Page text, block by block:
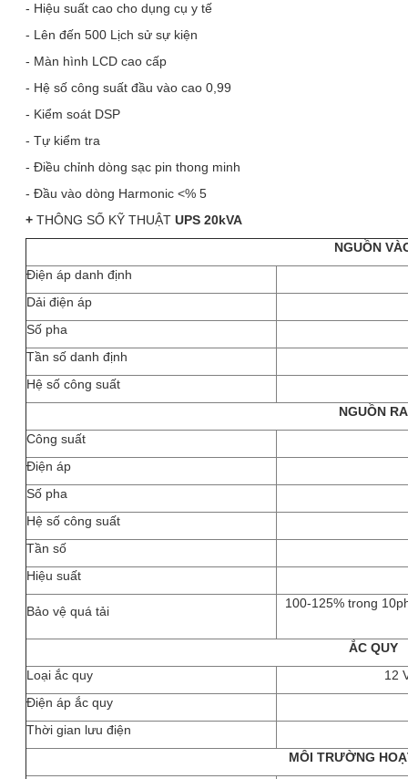
- Hiệu suất cao cho dụng cụ y tế
- Lên đến 500 Lịch sử sự kiện
- Màn hình LCD cao cấp
- Hệ số công suất đầu vào cao 0,99
- Kiểm soát DSP
- Tự kiểm tra
- Điều chỉnh dòng sạc pin thong minh
- Đầu vào dòng Harmonic <% 5
+ THÔNG SỐ KỸ THUẬT UPS 20kVA
NGUỒN
Điện áp danh định
Dải điện áp
Số pha
Tần số danh định
Hệ số công suất
NGUỒN RA
Công suất
Điện áp
Số pha
Hệ số công suất
Tần số
Hiệu suất
Bảo vệ quá tải
100-125% trong
ẮC QUY
Loại ắc quy
12
Điện áp ắc quy
Thời gian lưu điện
MÔI TRƯỜNG